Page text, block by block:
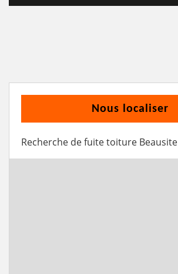
Nous localiser
Recherche de fuite toiture Beausite